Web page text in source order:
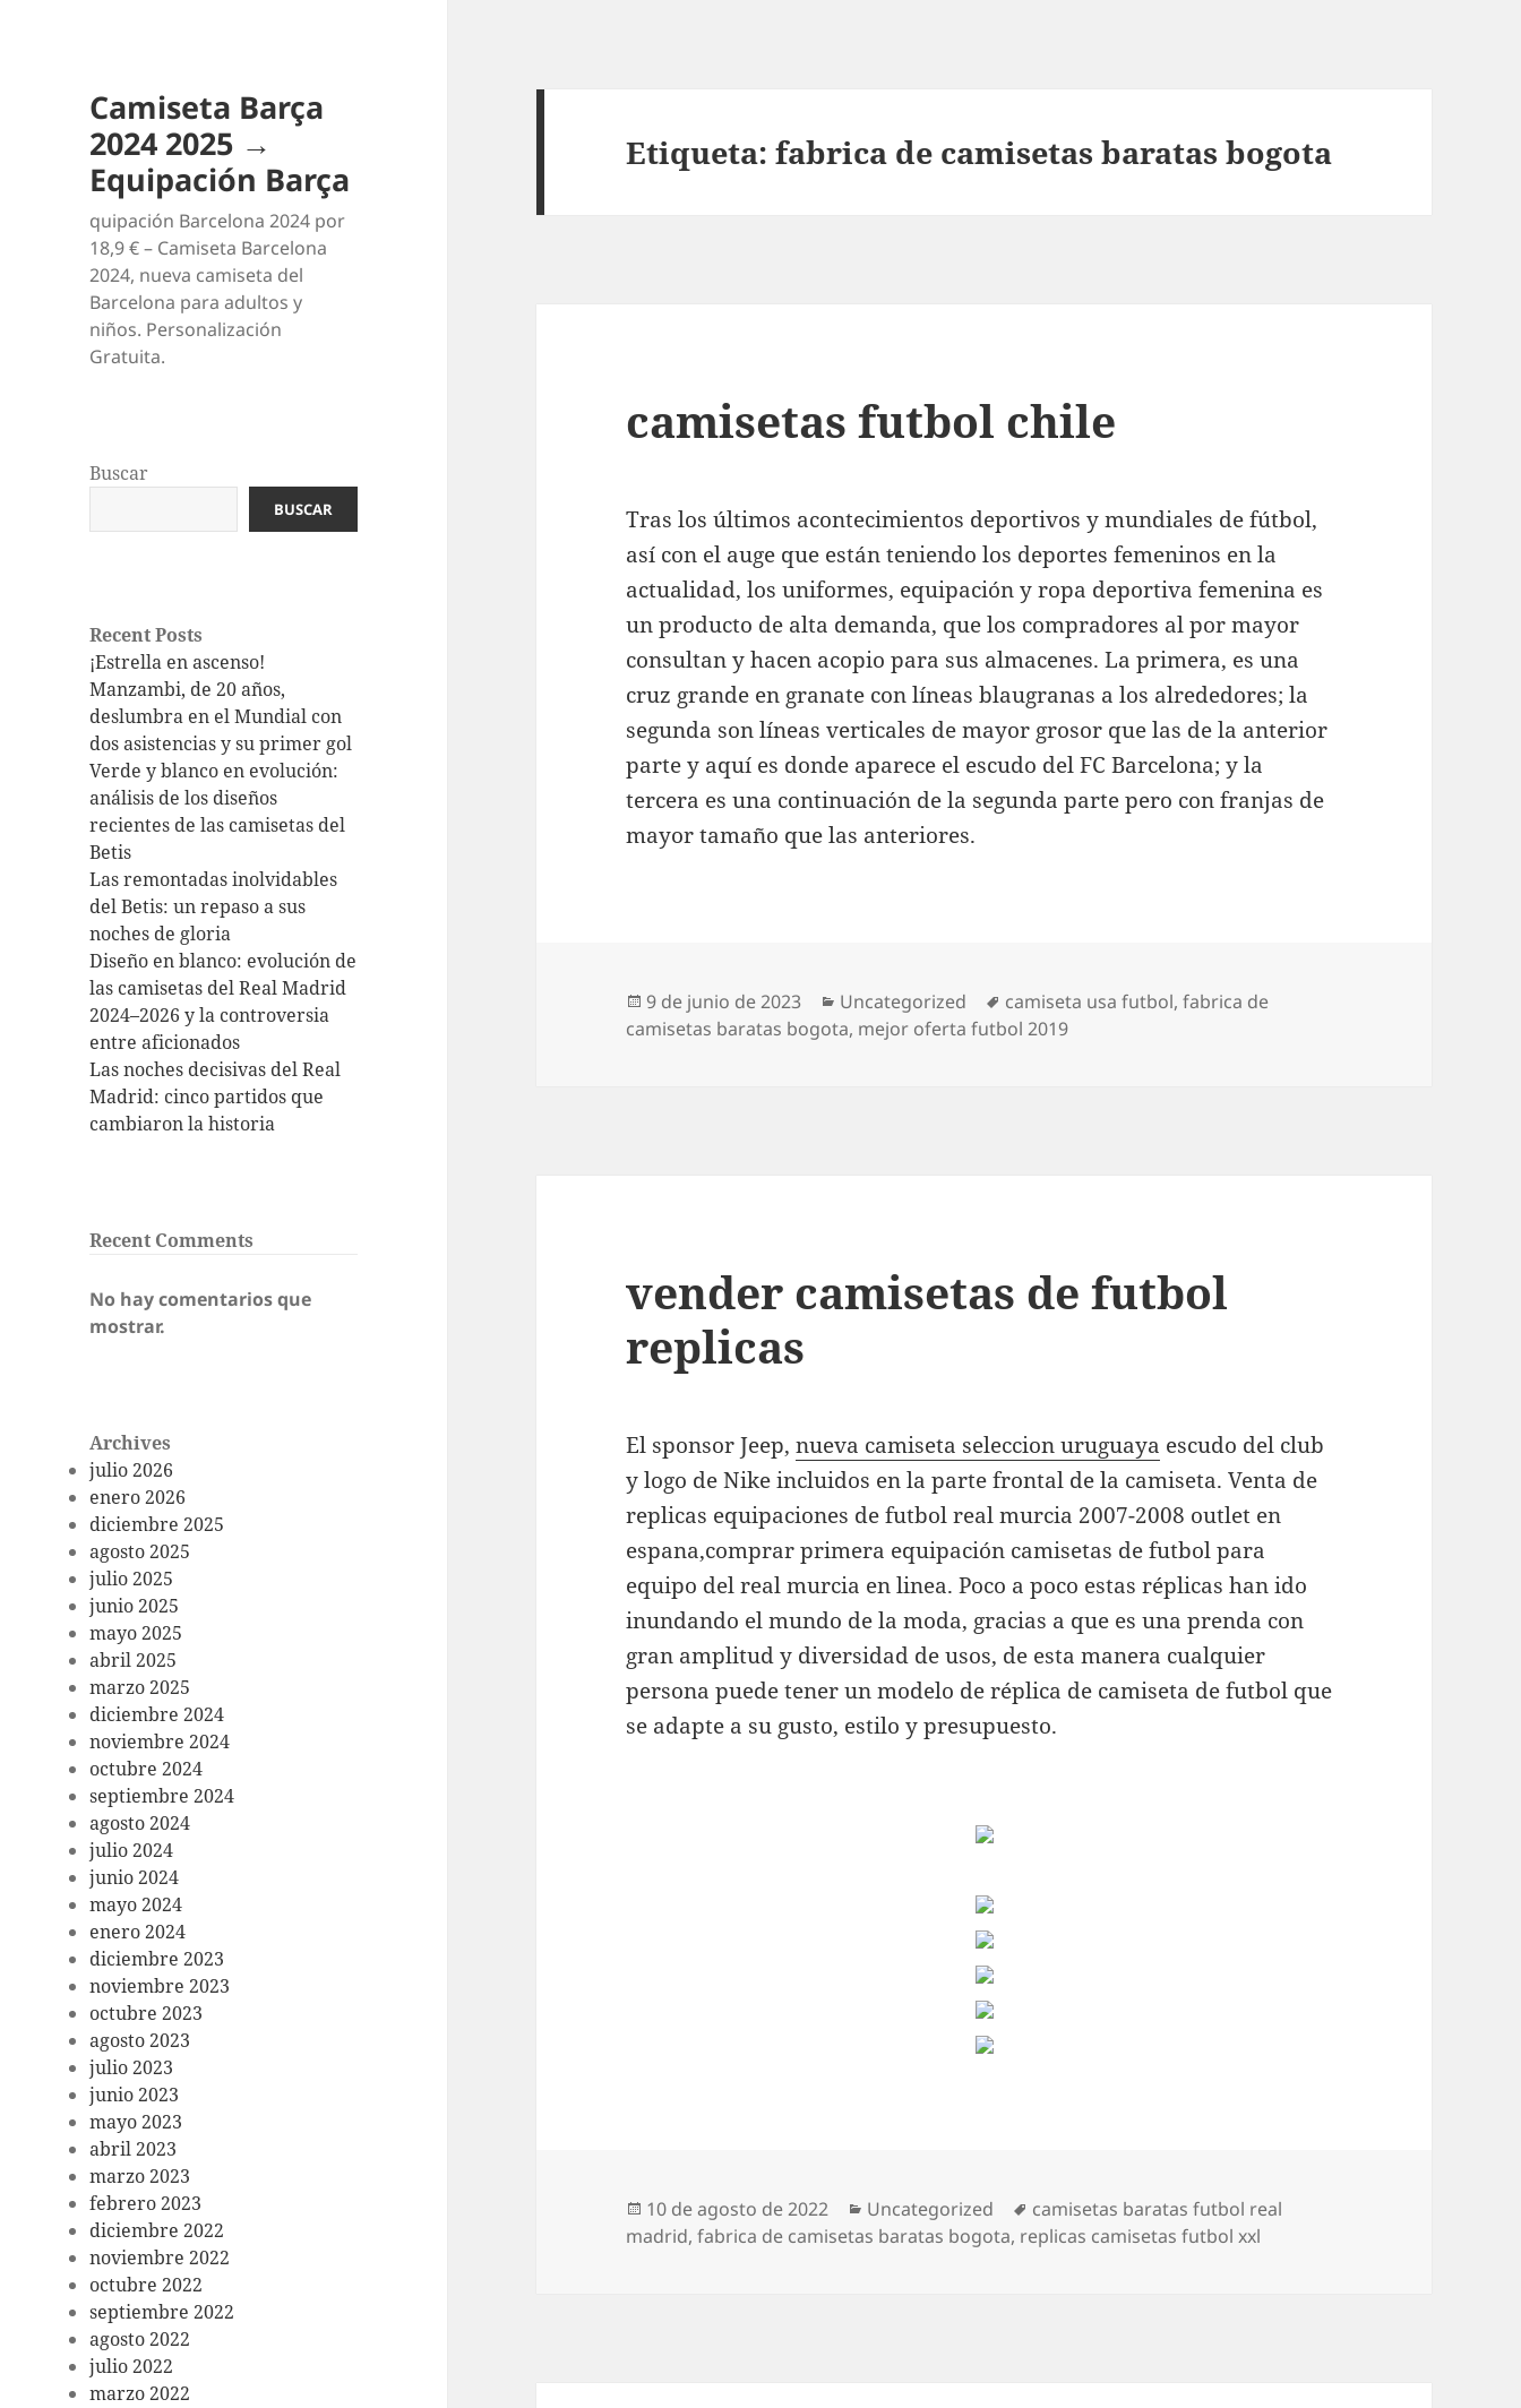
Camiseta Barça
2024 2025 →
Equipación Barça
quipación Barcelona 2024 por
18,9 € – Camiseta Barcelona
2024, nueva camiseta del
Barcelona para adultos y
niños. Personalización
Gratuita.
Buscar
BUSCAR
Recent Posts
¡Estrella en ascenso!
Manzambi, de 20 años,
deslumbra en el Mundial con
dos asistencias y su primer gol
Verde y blanco en evolución:
análisis de los diseños
recientes de las camisetas del
Betis
Las remontadas inolvidables
del Betis: un repaso a sus
noches de gloria
Diseño en blanco: evolución de
las camisetas del Real Madrid
2024–2026 y la controversia
entre aficionados
Las noches decisivas del Real
Madrid: cinco partidos que
cambiaron la historia
Recent Comments
No hay comentarios que
mostrar.
Archives
julio 2026
enero 2026
diciembre 2025
agosto 2025
julio 2025
junio 2025
mayo 2025
abril 2025
marzo 2025
diciembre 2024
noviembre 2024
octubre 2024
septiembre 2024
agosto 2024
julio 2024
junio 2024
mayo 2024
enero 2024
diciembre 2023
noviembre 2023
octubre 2023
agosto 2023
julio 2023
junio 2023
mayo 2023
abril 2023
marzo 2023
febrero 2023
diciembre 2022
noviembre 2022
octubre 2022
septiembre 2022
agosto 2022
julio 2022
marzo 2022
Etiqueta:fabrica de camisetas baratas bogota
camisetas futbol chile
Tras los últimos acontecimientos deportivos y mundiales de fútbol,
así con el auge que están teniendo los deportes femeninos en la
actualidad, los uniformes, equipación y ropa deportiva femenina es
un producto de alta demanda, que los compradores al por mayor
consultan y hacen acopio para sus almacenes. La primera, es una
cruz grande en granate con líneas blaugranas a los alrededores; la
segunda son líneas verticales de mayor grosor que las de la anterior
parte y aquí es donde aparece el escudo del FC Barcelona; y la
tercera es una continuación de la segunda parte pero con franjas de
mayor tamaño que las anteriores.
Publicado
el
9 de junio de 2023 Categorías
Uncategorized Etiquetas
camiseta usa futbol,fabrica de
camisetas baratas bogota, mejor oferta futbol 2019
vender camisetas de futbol
replicas
El sponsor Jeep,nueva camiseta seleccion uruguaya escudo del club
y logo de Nike incluidos en la parte frontal de la camiseta. Venta de
replicas equipaciones de futbol real murcia 2007-2008 outlet en
espana,comprar primera equipación camisetas de futbol para
equipo del real murcia en linea. Poco a poco estas réplicas han ido
inundando el mundo de la moda, gracias a que es una prenda con
gran amplitud y diversidad de usos, de esta manera cualquier
persona puede tener un modelo de réplica de camiseta de futbol que
se adapte a su gusto, estilo y presupuesto.
Publicado
el
10 de agosto de 2022 Categorías
Uncategorized Etiquetas
camisetas baratas futbol real
madrid,fabrica de camisetas baratas bogota, replicas camisetas futbol xxl